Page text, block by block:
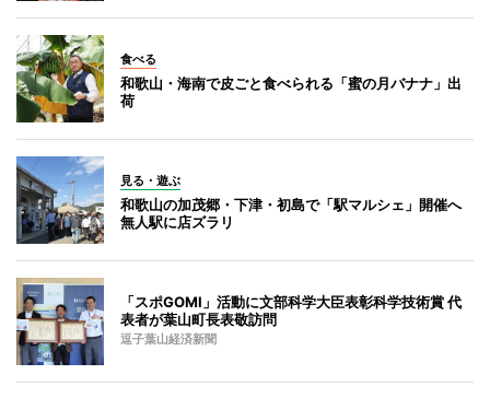
食べる
和歌山・海南で皮ごと食べられる「蜜の月バナナ」出
荷
見る・遊ぶ
和歌山の加茂郷・下津・初島で「駅マルシェ」開催へ
無人駅に店ズラリ
「スポGOMI」活動に文部科学大臣表彰科学技術賞 代
表者が葉山町長表敬訪問
逗子葉山経済新聞